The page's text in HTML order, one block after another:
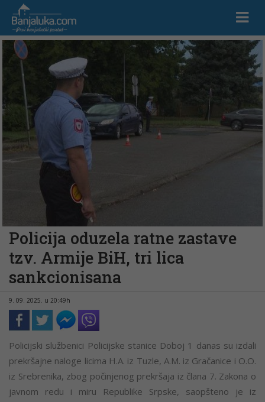
Policija oduzela ratne zastave
tzv. Armije BiH, tri lica
sankcionisana
9. 09. 2025. u 20:49h
Policijski službenici Policijske stanice Doboj 1 danas su izdali
prekršajne naloge licima H.A. iz Tuzle, A.M. iz Gračanice i O.O.
iz Srebrenika, zbog počinjenog prekršaja iz člana 7. Zakona o
javnom redu i miru Republike Srpske, saopšteno je iz